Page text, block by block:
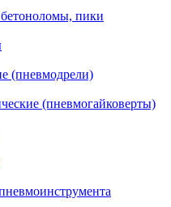
пики
(пневмодрели)
(пневмогайковерты)